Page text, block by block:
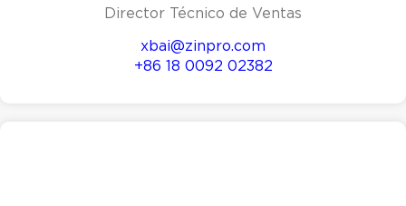
Director Técnico de Ventas
xbai@zinpro.com
+86 18 0092 02382